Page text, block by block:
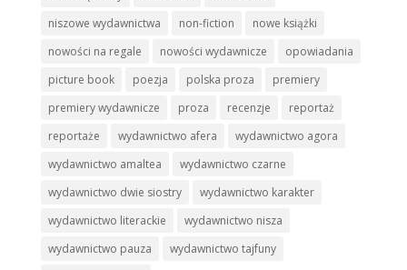
niszowe wydawnictwa
non-fiction
nowe książki
nowości na regale
nowości wydawnicze
opowiadania
picture book
poezja polska proza
premiery
premiery wydawnicze
proza recenzje
reportaż
reportaże
wydawnictwo afera
wydawnictwo agora
wydawnictwo amaltea
wydawnictwo czarne
wydawnictwo dwie siostry
wydawnictwo karakter
wydawnictwo literackie
wydawnictwo nisza
wydawnictwo pauza
wydawnictwo tajfuny